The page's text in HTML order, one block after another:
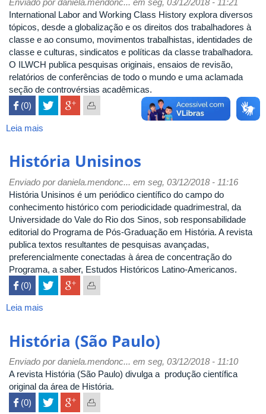
Enviado pordaniela.mendonc... em seg, 03/12/2018 - 11:21
International Labor and Working Class History explora diversos
tópicos, desde a globalização e os direitos dos trabalhadores à
classe e ao consumo, movimentos trabalhistas, identidades de
classe e culturas, sindicatos e políticas da classe trabalhadora.
O ILWCH publica pesquisas originais, ensaios de revisão,
relatórios de conferências de todo o mundo e uma aclamada
seção de controvérsias acadêmicas.
 (0)
Leia mais
Labor
and
Working
Class
History
História Unisinos
Enviado pordaniela.mendonc... em seg, 03/12/2018 - 11:16
História Unisinos é um periódico científico do campo do
conhecimento histórico com periodicidade quadrimestral, da
Universidade do Vale do Rio dos Sinos, sob responsabilidade
editorial do Programa de Pós-Graduação em História. A revista
publica textos resultantes de pesquisas avançadas,
preferencialmente conectadas à área de concentração do
Programa, a saber, Estudos Históricos Latino-Americanos.
 (0)
Leia mais
História (São Paulo)
Enviado pordaniela.mendonc... em seg, 03/12/2018 - 11:10
A revista História (São Paulo) divulga a produção científica
original da área de História.
 (0)